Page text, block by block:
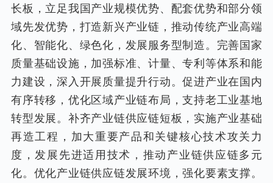
长板，立足我国产业规模优势、配套优势和部分领
域先发优势，打造新兴产业链，推动传统产业高端
化、智能化、绿色化，发展服务型制造。完善国家
质量基础设施，加强标准、计量、专利等体系和能
力建设，深入开展质量提升行动。促进产业在国内
有序转移，优化区域产业链布局，支持老工业基地
转型发展。补齐产业链供应链短板，实施产业基础
再造工程，加大重要产品和关键核心技术攻关力
度，发展先进适用技术，推动产业链供应链多元
化。优化产业链供应链发展环境，强化要素支撑。